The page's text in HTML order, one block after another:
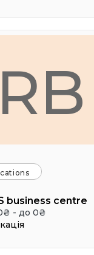
RB
business centre
- до 0₴